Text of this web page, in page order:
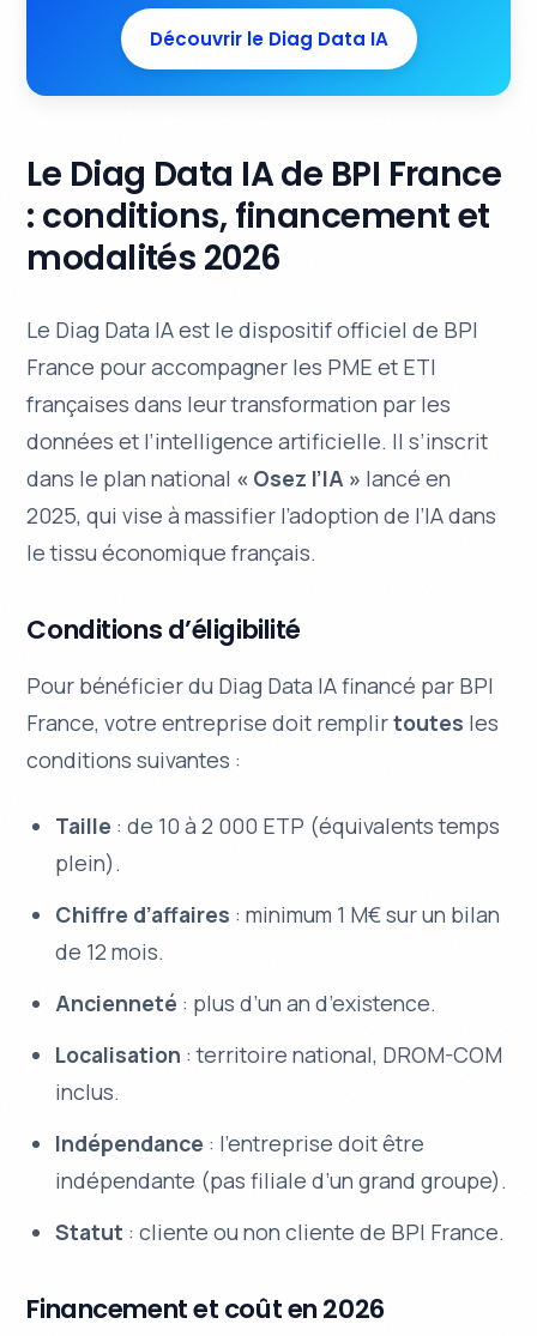
Découvrir le Diag Data IA
Le Diag Data IA de BPI France
: conditions, financement et
modalités 2026
Le Diag Data IA est le dispositif officiel de BPI
France pour accompagner les PME et ETI
françaises dans leur transformation par les
données et l’intelligence artificielle. Il s’inscrit
dans le plan national « Osez l’IA » lancé en
2025, qui vise à massifier l’adoption de l’IA dans
le tissu économique français.
Conditions d’éligibilité
Pour bénéficier du Diag Data IA financé par BPI
France, votre entreprise doit remplirtoutes les
conditions suivantes :
Taille : de 10 à 2 000 ETP (équivalents temps
plein).
Chiffre d’affaires : minimum 1 M€ sur un bilan
de 12 mois.
Ancienneté : plus d’un an d’existence.
Localisation : territoire national, DROM-COM
inclus.
Indépendance : l’entreprise doit être
indépendante (pas filiale d’un grand groupe).
Statut : cliente ou non cliente de BPI France.
Financement et coût en 2026